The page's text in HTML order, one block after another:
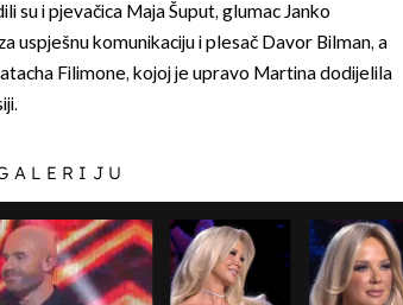
su i pjevačica Maja Šuput, glumac Janko
uspješnu komunikaciju i plesač Davor Bilman, a
Filimone, kojoj je upravo Martina dodijelila